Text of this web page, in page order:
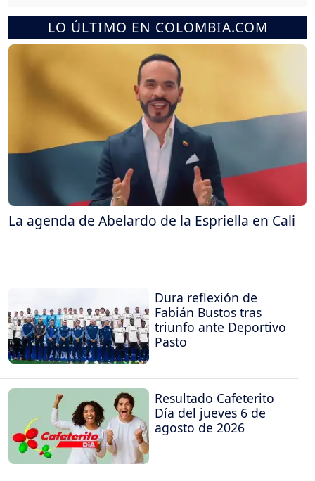
LO ÚLTIMO EN COLOMBIA.COM
La agenda de Abelardo de la Espriella en Cali
Dura reflexión de
Fabián Bustos tras
triunfo ante Deportivo
Pasto
Resultado Cafeterito
Día del jueves 6 de
agosto de 2026